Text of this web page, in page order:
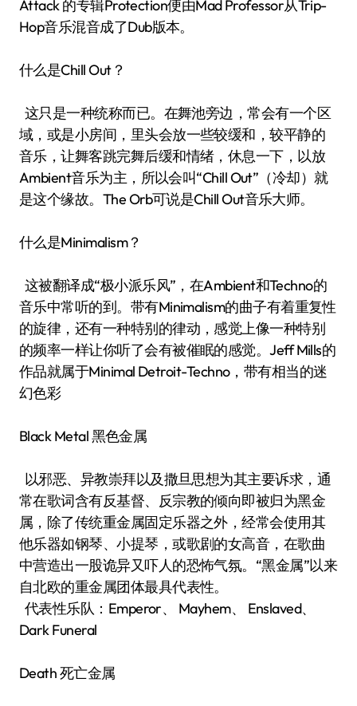
Attack 的专辑Protection便由Mad Professor从Trip-
Hop音乐混音成了Dub版本。
什么是Chill Out？
这只是一种统称而已。在舞池旁边，常会有一个区
域，或是小房间，里头会放一些较缓和，较平静的
音乐，让舞客跳完舞后缓和情绪，休息一下，以放
Ambient音乐为主，所以会叫“Chill Out”（冷却）就
是这个缘故。The Orb可说是Chill Out音乐大师。
什么是Minimalism？
这被翻译成“极小派乐风”，在Ambient和Techno的
音乐中常听的到。带有Minimalism的曲子有着重复性
的旋律，还有一种特别的律动，感觉上像一种特别
的频率一样让你听了会有被催眠的感觉。Jeff Mills的
作品就属于Minimal Detroit-Techno，带有相当的迷
幻色彩
Black Metal 黑色金属
以邪恶、异教崇拜以及撒旦思想为其主要诉求，通
常在歌词含有反基督、反宗教的倾向即被归为黑金
属，除了传统重金属固定乐器之外，经常会使用其
他乐器如钢琴、小提琴，或歌剧的女高音，在歌曲
中营造出一股诡异又吓人的恐怖气氛。“黑金属”以来
自北欧的重金属团体最具代表性。
代表性乐队：Emperor、 Mayhem、 Enslaved、
Dark Funeral
Death 死亡金属